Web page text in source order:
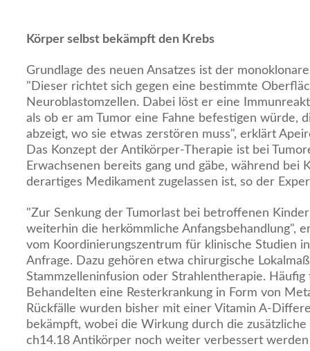
Körper selbst bekämpft den Krebs
Grundlage des neuen Ansatzes ist der
"Dieser richtet sich gegen eine bestimmte
Neuroblastomzellen. Dabei löst er eine
als ob er am Tumor eine Fahne befestigen würde,
abzeigt, wo sie etwas zerstören muss", erklärt
Das Konzept der Antikörper-Therapie ist bei
Erwachsenen bereits gang und gäbe, während bei
derartiges Medikament zugelassen ist, so der
"Zur Senkung der Tumorlast bei betroffenen
weiterhin die herkömmliche Anfangsbehandlung",
vom Koordinierungszentrum für klinische Studien
Anfrage. Dazu gehören etwa chirurgische
Stammzelleninfusion oder Strahlentherapie. Häufig
Behandelten eine Resterkrankung in Form von
Rückfälle wurden bisher mit einer Vitamin A-
bekämpft, wobei die Wirkung durch die
ch14.18 Antikörper noch weiter verbessert